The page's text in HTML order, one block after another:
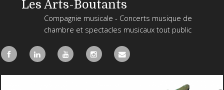
Les Arts-Boutants
Compagnie musicale - Concerts musique de
chambre et spectacles musicaux tout public